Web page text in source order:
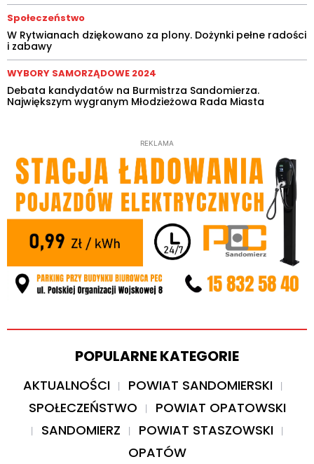
Społeczeństwo
W Rytwianach dziękowano za plony. Dożynki pełne radości
i zabawy
WYBORY SAMORZĄDOWE 2024
Debata kandydatów na Burmistrza Sandomierza.
Największym wygranym Młodzieżowa Rada Miasta
REKLAMA
POPULARNE KATEGORIE
AKTUALNOŚCI
POWIAT SANDOMIERSKI
SPOŁECZEŃSTWO
POWIAT OPATOWSKI
SANDOMIERZ
POWIAT STASZOWSKI
OPATÓW